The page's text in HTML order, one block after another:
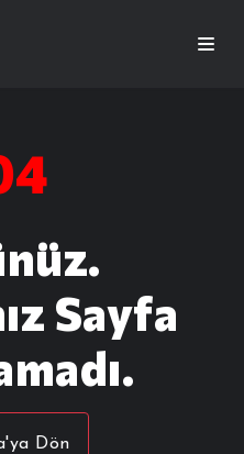
Sayfa
Dön